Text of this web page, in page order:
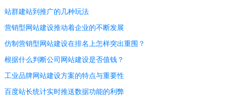
站群建站到推广的几种玩法
营销型网站建设推动着企业的不断发展
仿制营销型网站建设在排名上怎样突出重围？
根据什么判断公司网站建设是否值钱？
工业品牌网站建设方案的特点与重要性
百度站长统计实时推送数据功能的利弊